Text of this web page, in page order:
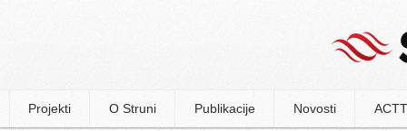
Projekti O Struni Publikacije Novosti